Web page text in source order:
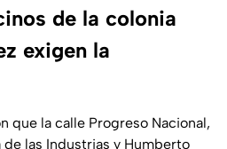
de la colonia
exigen la
que la calle Progreso Nacional,
las Industrias y Humberto